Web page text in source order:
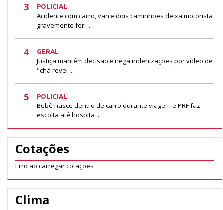
3 POLICIAL
Acidente com carro, van e dois caminhões deixa motorista
gravemente feri ...
4 GERAL
Justiça mantém decisão e nega indenizações por vídeo de
"chá revel ...
5 POLICIAL
Bebê nasce dentro de carro durante viagem e PRF faz
escolta até hospita ...
Cotações
Erro ao carregar cotações
Clima